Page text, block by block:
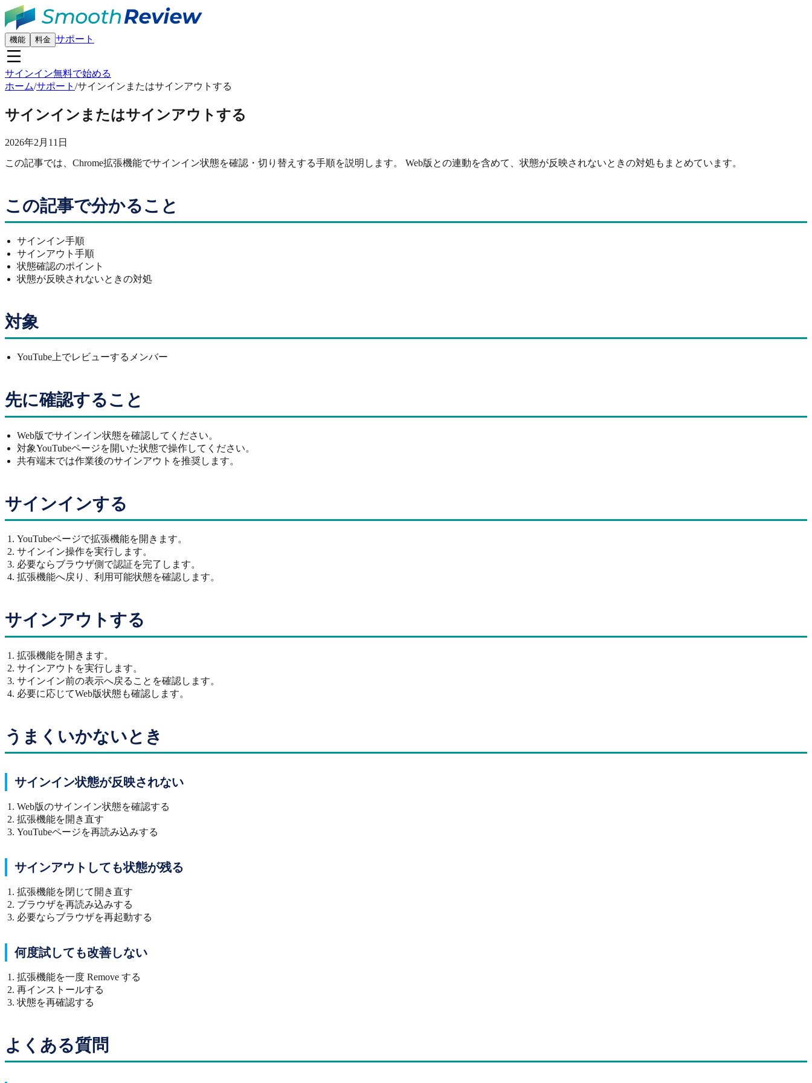
機能 料金 サポート
サインイン無料で始める
ホーム/サポート /サインインまたはサインアウトする
サインインまたはサインアウトする
2026年2月11日
この記事では、Chrome拡張機能でサインイン状態を確認・切り替えする手順を説明します。 Web版との連動を含めて、状態が反映されないときの対処もまとめています。
この記事で分かること
サインイン手順
サインアウト手順
状態確認のポイント
状態が反映されないときの対処
対象
YouTube上でレビューするメンバー
先に確認すること
Web版でサインイン状態を確認してください。
対象YouTubeページを開いた状態で操作してください。
共有端末では作業後のサインアウトを推奨します。
サインインする
YouTubeページで拡張機能を開きます。
サインイン操作を実行します。
必要ならブラウザ側で認証を完了します。
拡張機能へ戻り、利用可能状態を確認します。
サインアウトする
拡張機能を開きます。
サインアウトを実行します。
サインイン前の表示へ戻ることを確認します。
必要に応じてWeb版状態も確認します。
うまくいかないとき
サインイン状態が反映されない
Web版のサインイン状態を確認する
拡張機能を開き直す
YouTubeページを再読み込みする
サインアウトしても状態が残る
拡張機能を閉じて開き直す
ブラウザを再読み込みする
必要ならブラウザを再起動する
何度試しても改善しない
拡張機能を一度 Remove する
再インストールする
状態を再確認する
よくある質問